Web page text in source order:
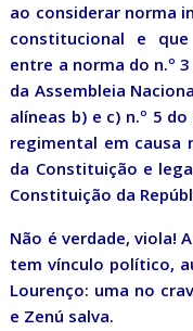
ao considerar norma
constitucional e que
entre a norma do n.º
da Assembleia
alíneas b) e c) n.º 5
regimental em causa
da Constituição e
Constituição da
Não é verdade, viola!
tem vínculo político,
Lourenço: uma no
e Zenú salva.